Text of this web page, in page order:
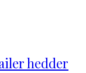
hedder